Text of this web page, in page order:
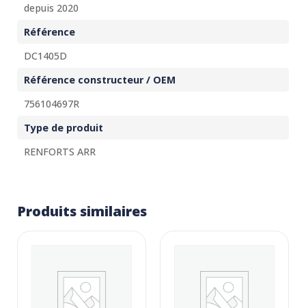
depuis 2020
Référence
DC1405D
Référence constructeur / OEM
756104697R
Type de produit
RENFORTS ARR
Produits similaires